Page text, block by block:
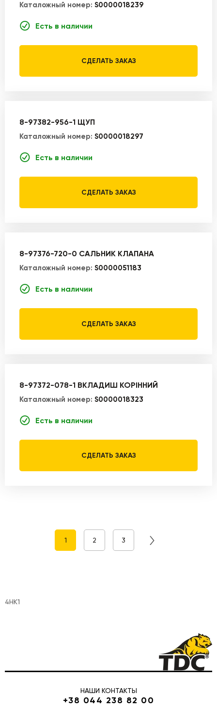
Каталожный номер: S0000018239
Есть в наличии
СДЕЛАТЬ ЗАКАЗ
8-97382-956-1 ЩУП
Каталожный номер: S0000018297
Есть в наличии
СДЕЛАТЬ ЗАКАЗ
8-97376-720-0 САЛЬНИК КЛАПАНА
Каталожный номер: S0000051183
Есть в наличии
СДЕЛАТЬ ЗАКАЗ
8-97372-078-1 ВКЛАДИШ КОРІННИЙ
Каталожный номер: S0000018323
Есть в наличии
СДЕЛАТЬ ЗАКАЗ
1 2 3
4HK1
НАШИ КОНТАКТЫ
+38 044 238 82 00